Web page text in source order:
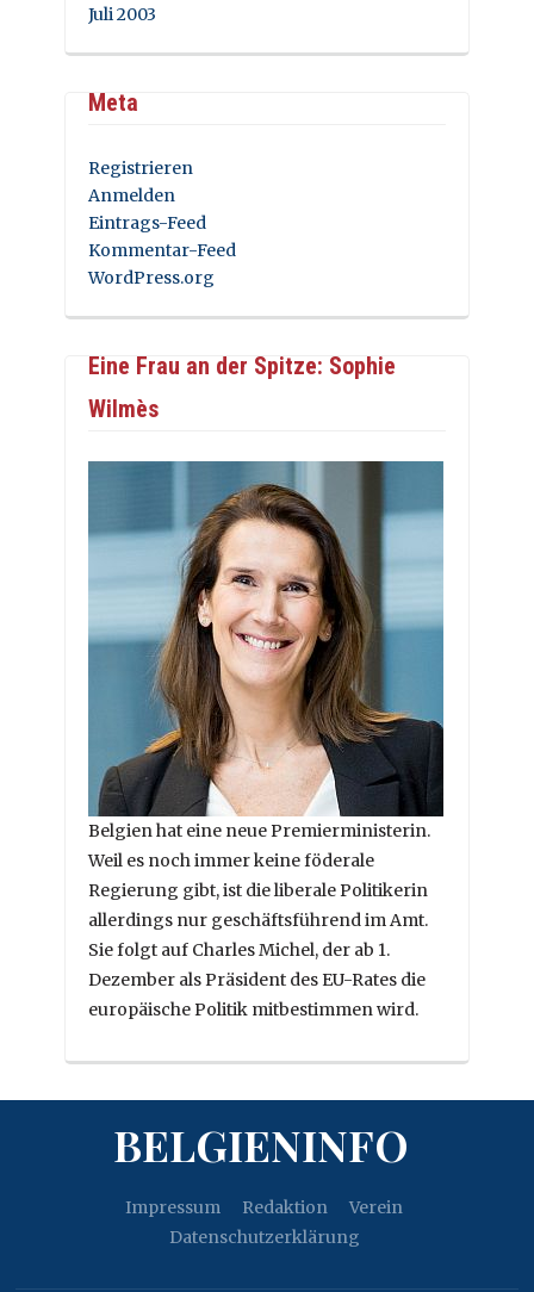
Juli 2003
Meta
Registrieren
Anmelden
Eintrags-Feed
Kommentar-Feed
WordPress.org
Eine Frau an der Spitze: Sophie
Wilmès
Belgien hat eine neue Premierministerin.
Weil es noch immer keine föderale
Regierung gibt, ist die liberale Politikerin
allerdings nur geschäftsführend im Amt.
Sie folgt auf Charles Michel, der ab 1.
Dezember als Präsident des EU-Rates die
europäische Politik mitbestimmen wird.
BELGIENINFO
Impressum Redaktion
Verein
Datenschutzerklärung